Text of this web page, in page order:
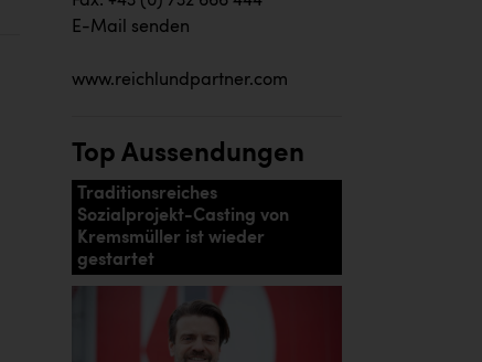
E-Mail senden
www.reichlundpartner.com
Top Aussendungen
Traditionsreiches
Sozialprojekt-Casting von
Kremsmüller ist wieder
gestartet